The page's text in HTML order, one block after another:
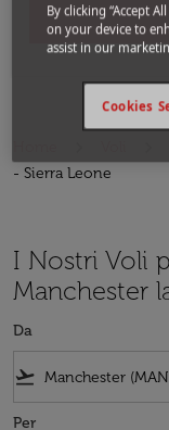
- Sierra Leone
I Nostri Voli
Manchester
Da
flight_takeoff
Per
By clicking “Accept
on your device to
assist in our
Cookies